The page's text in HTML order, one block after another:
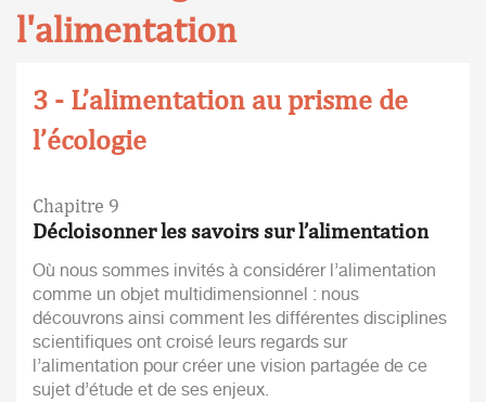
l'alimentation
3 - L’alimentation au prisme de
l’écologie
Chapitre 9
Décloisonner les savoirs sur l’alimentation
Où nous sommes invités à considérer l’alimentation
comme un objet multidimensionnel : nous
découvrons ainsi comment les différentes disciplines
scientifiques ont croisé leurs regards sur
l’alimentation pour créer une vision partagée de ce
sujet d’étude et de ses enjeux.